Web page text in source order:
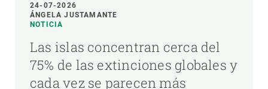
24-07-2026
ÁNGELA JUSTAMANTE
NOTICIA
Las islas concentran cerca del
75% de las extinciones globales y
cada vez se parecen más